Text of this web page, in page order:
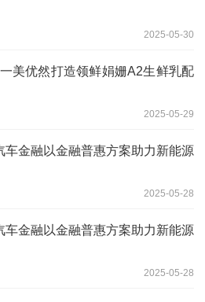
2025-05-30
美优然打造领鲜娟姗A2生鲜乳配
2025-05-29
车金融以金融普惠方案助力新能源
2025-05-28
车金融以金融普惠方案助力新能源
2025-05-28